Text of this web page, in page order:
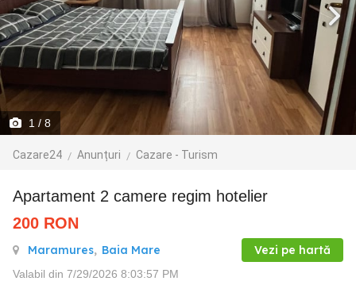
1 / 8
Cazare24 Anunțuri Cazare - Turism
Apartament 2 camere regim hotelier
200 RON
Maramures, Baia Mare Vezi pe hartă
Valabil din 7/29/2026 8:03:57 PM